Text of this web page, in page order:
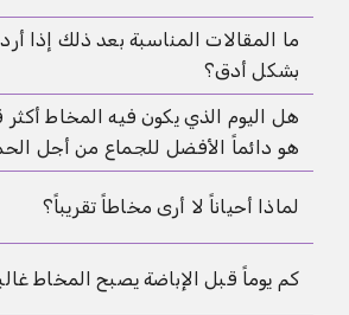
الفترة المهمة قبل الإباضة بشكل
إذا كانت الإفرازات ذات رائحة غير
خضراء أو رافقها ألم أو حكة أو نزف
عند تأخر الحمل لفترة طويلة.
ما المقالات المناسبة بعد ذلك إذا
بشكل أدق؟
بداية جيدة هي مقالاتنا عنالإباضة و
الانغراس . فهي تساعد على التفريق بين
والاختبارات والمرحلة التي تليها.
هل اليوم الذي يكون فيه المخاط أكثر
هو دائماً الأفضل للجماع من أجل
ليس دائماً. الأيام التي تسبقه قد تكون
اليوم المثالي فقط قد يضيّق النافذة بلا
لماذا أحياناً لا أرى مخاطاً تقريباً؟
هذا لا يعني تلقائياً عدم وجود مخاط
كم يوماً قبل الإباضة يصبح المخاط